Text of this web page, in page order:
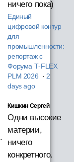
.
ничего пока)
Единый
цифровой контур
для
промышленности:
репортаж с
Форума T‑FLEX
PLM 2026 · 2
days ago
Кишкин Сергей
Одни высокие
материи,
ничего
конкретного.